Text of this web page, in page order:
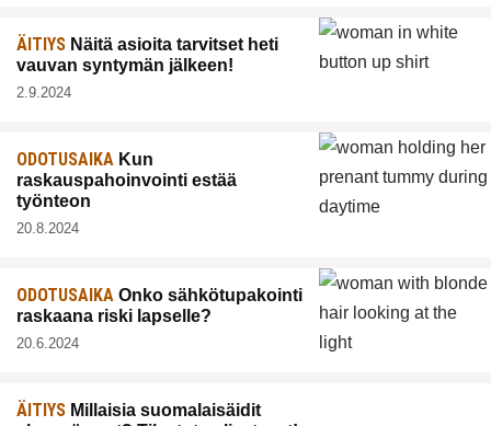
ÄITIYS Näitä asioita tarvitset heti
vauvan syntymän jälkeen!
2.9.2024
ODOTUSAIKA Kun
raskauspahoinvointi estää
työnteon
20.8.2024
ODOTUSAIKA Onko sähkötupakointi
raskaana riski lapselle?
20.6.2024
ÄITIYS Millaisia suomalaisäidit